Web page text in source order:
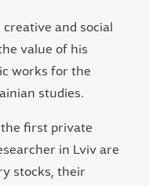
and social
value of his
works for the
studies.
first private
in Lviv are
stocks, their